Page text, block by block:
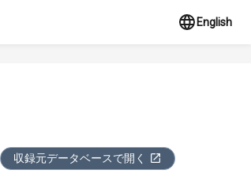
English
収録元データベースで開く